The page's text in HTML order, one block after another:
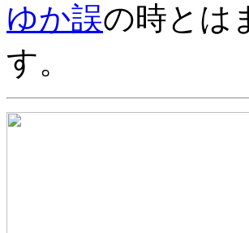
ゆか誤の時とは
す。